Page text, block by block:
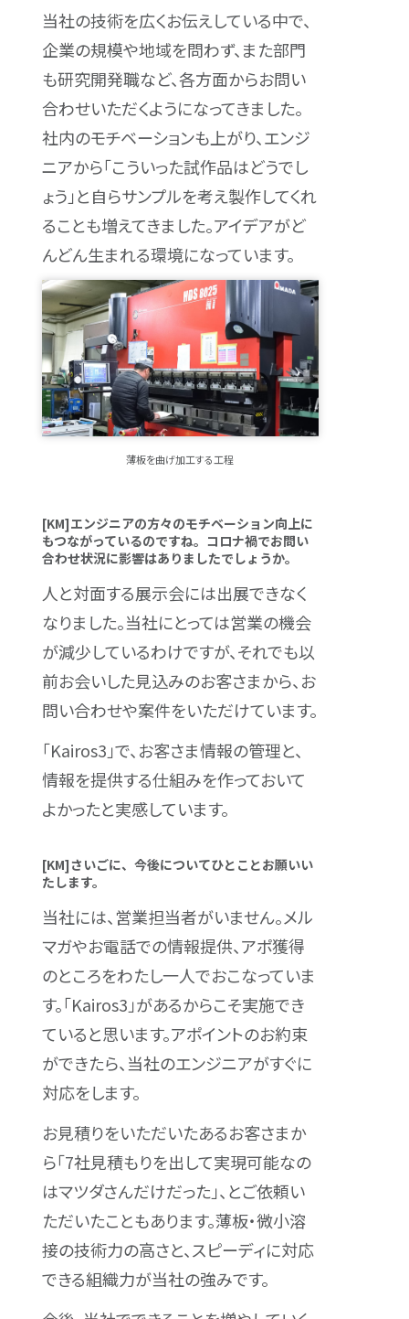
当社の技術を広くお伝えしている中で、
企業の規模や地域を問わず、また部門
も研究開発職など、各方面からお問い
合わせいただくようになってきました。
社内のモチベーションも上がり、エンジ
ニアから「こういった試作品はどうでし
ょう」と自らサンプルを考え製作してくれ
ることも増えてきました。アイデアがど
んどん生まれる環境になっています。
薄板を曲げ加工する工程
[KM]エンジニアの方々のモチベーション向上に
もつながっているのですね。コロナ禍でお問い
合わせ状況に影響はありましたでしょうか。
人と対面する展示会には出展できなく
なりました。当社にとっては営業の機会
が減少しているわけですが、それでも以
前お会いした見込みのお客さまから、お
問い合わせや案件をいただけています。
「Kairos3」で、お客さま情報の管理と、
情報を提供する仕組みを作っておいて
よかったと実感しています。
[KM]さいごに、今後についてひとことお願いい
たします。
当社には、営業担当者がいません。メル
マガやお電話での情報提供、アポ獲得
のところをわたし一人でおこなっていま
す。「Kairos3」があるからこそ実施でき
ていると思います。アポイントのお約束
ができたら、当社のエンジニアがすぐに
対応をします。
お見積りをいただいたあるお客さまか
ら「7社見積もりを出して実現可能なの
はマツダさんだけだった」、とご依頼い
ただいたこともあります。薄板・微小溶
接の技術力の高さと、スピーディに対応
できる組織力が当社の強みです。